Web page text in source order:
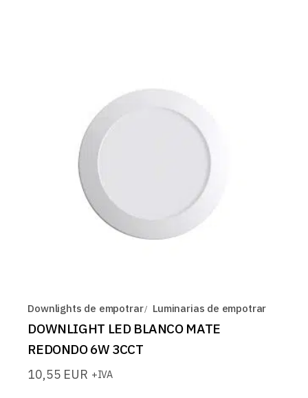
Downlights de empotrar Luminarias de empotrar
DOWNLIGHT LED BLANCO MATE
REDONDO 6W 3CCT
10,55 EUR +IVA